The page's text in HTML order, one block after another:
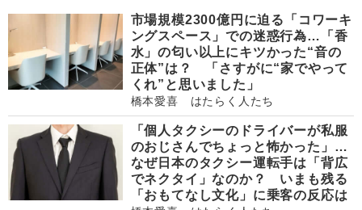
市場規模2300億円に迫る「コワーキ
ングスペース」での迷惑行為…「香
水」の匂い以上にキツかった“音の
正体”は？ 「さすがに“家でやって
くれ”と思いました」
橋本愛喜 はたらく人たち
「個人タクシーのドライバーが私服
のおじさんでちょっと怖かった」…
なぜ日本のタクシー運転手は「背広
でネクタイ」なのか？ いまも残る
「おもてなし文化」に乗客の反応は